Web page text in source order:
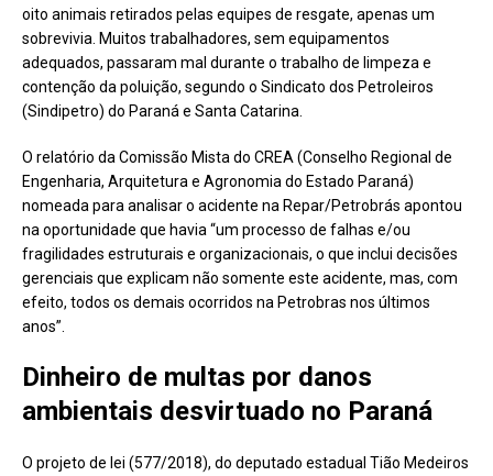
oito animais retirados pelas equipes de resgate, apenas um
sobrevivia. Muitos trabalhadores, sem equipamentos
adequados, passaram mal durante o trabalho de limpeza e
contenção da poluição, segundo o Sindicato dos Petroleiros
(Sindipetro) do Paraná e Santa Catarina.
O relatório da Comissão Mista do CREA (Conselho Regional de
Engenharia, Arquitetura e Agronomia do Estado Paraná)
nomeada para analisar o acidente na Repar/Petrobrás apontou
na oportunidade que havia “um processo de falhas e/ou
fragilidades estruturais e organizacionais, o que inclui decisões
gerenciais que explicam não somente este acidente, mas, com
efeito, todos os demais ocorridos na Petrobras nos últimos
anos”.
Dinheiro de multas por danos
ambientais desvirtuado no Paraná
O projeto de lei (577/2018), do deputado estadual Tião Medeiros